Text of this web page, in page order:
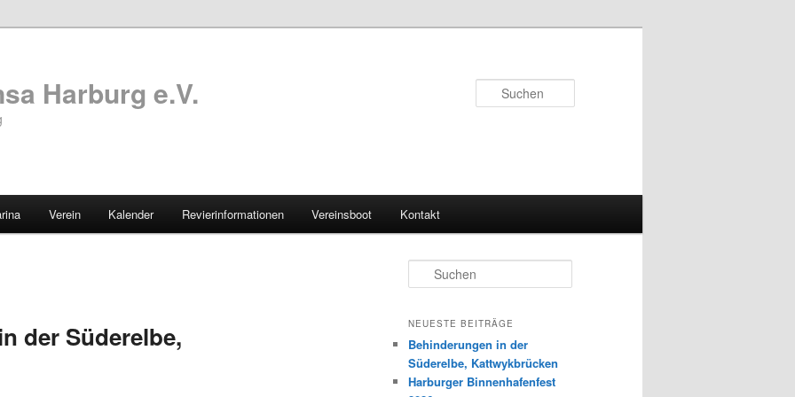
Harburg e.V.
Verein Kalender Revierinformationen Vereinsboot Kontakt
der Süderelbe,
u
h
n
NEUESTE BEITRÄGE
Behinderungen in der
Süderelbe, Kattwykbrücken
Harburger Binnenhafenfest